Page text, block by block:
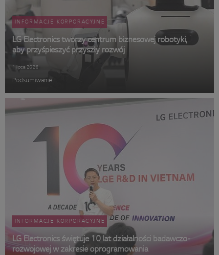
INFORMACJE KORPORACYJNE
LG Electronics tworzy centrum biznesowej robotyki,
aby przyśpieszyć przyszły rozwój
1 lipca 2026
Podsumiwanie
INFORMACJE KORPORACYJNE
LG Electronics świętuje 10 lat działalności badawczo-
rozwojowej w zakresie oprogramowania